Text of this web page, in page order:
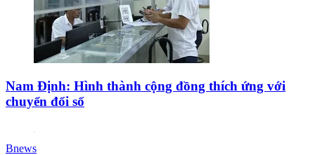
Nam Định: Hình thành cộng đồng thích ứng với
chuyển đổi số
Bnews